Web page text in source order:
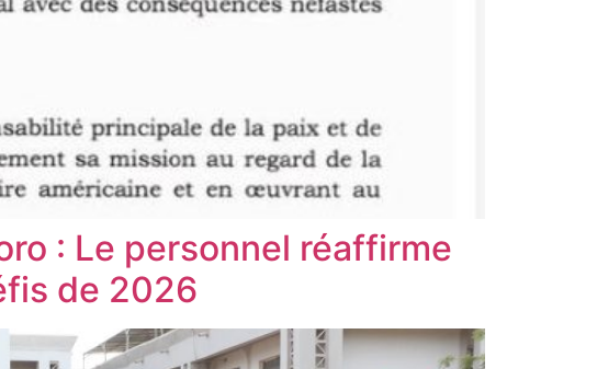
: Le personnel réaffirme
de 2026